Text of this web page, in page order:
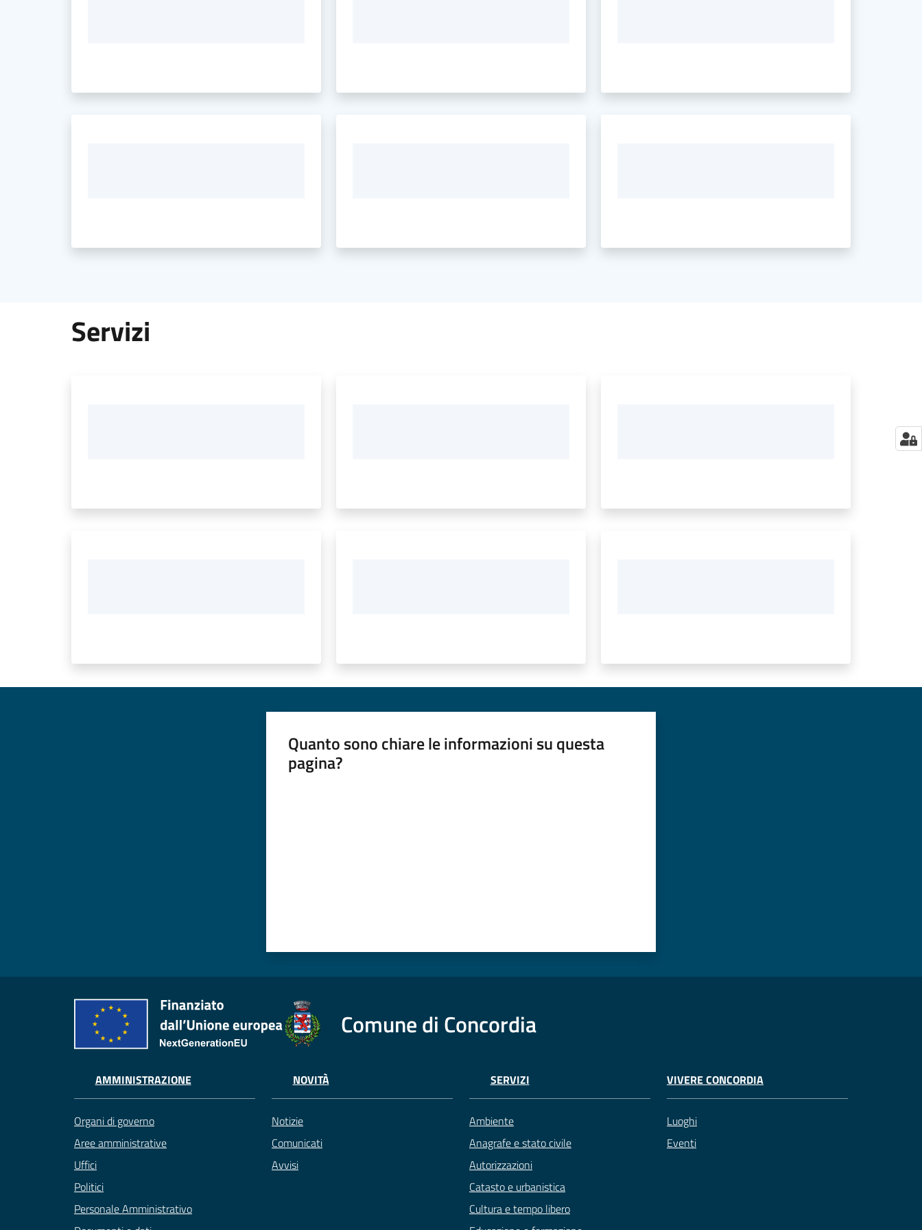
Servizi
Quanto sono chiare le informazioni su questa
pagina?
Comune di Concordia
AMMINISTRAZIONE
Organi di governo
Aree amministrative
Uffici
Politici
Personale Amministrativo
NOVITÀ
Notizie
Comunicati
Avvisi
SERVIZI
Ambiente
Anagrafe e stato civile
Autorizzazioni
Catasto e urbanistica
Cultura e tempo libero
VIVERE CONCORDIA
Luoghi
Eventi